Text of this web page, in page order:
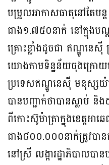
បម្រួលអាកាសធាតុនៅតែប
ជាង១.៧៥០នាក់ នៅក្នុងប
គ្រោះខ្លាំងដូចជា ឥណ្ឌូនេស៊ី
យោងតាមទិន្នន័យចុងក្រោយ
ប្រទេសឥណ្ឌូនេស៊ី មនុស្ស
បានបញ្ជាក់ថាបានស្លាប់ និ
ពីកោះស៊ូម៉ាត្រាក្នុងខេត្តអា
ជាង៨០០.០០០នាក់ត្រូវបា
នៅស្រី លង្ការដ្ឋាភិបាលប